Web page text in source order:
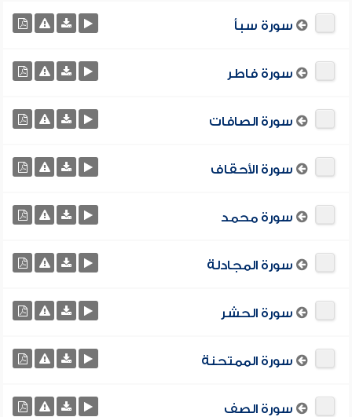
سورة سبأ
سورة فاطر
سورة الصافات
سورة الأحقاف
سورة محمد
سورة المجادلة
سورة الحشر
سورة الممتحنة
سورة الصف